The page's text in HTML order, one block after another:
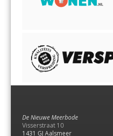
De Nieuwe Meerbode
Visserstraat 10
1431 GJ Aalsmeer